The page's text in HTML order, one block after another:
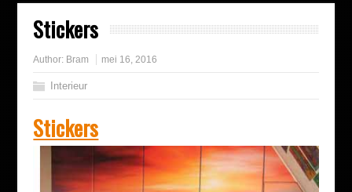
Stickers
Author: Bram mei 16, 2016
Interieur
Stickers